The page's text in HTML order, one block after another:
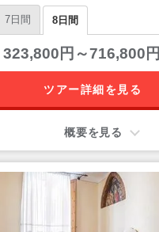
8日間 【羽田発】
7日間 8日間
323,800円～716,800円
ツアー詳細を見る
概要を見る